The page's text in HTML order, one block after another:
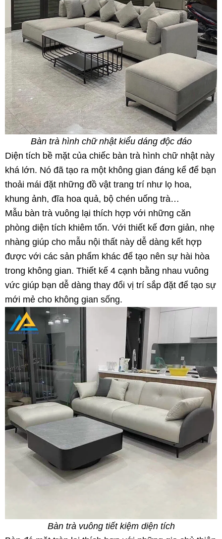
Bàn trà hình chữ nhật kiểu dáng độc đáo
Diện tích bề mặt của chiếc bàn trà hình chữ nhật này
khá lớn. Nó đã tạo ra một không gian đáng kể để bạn
thoải mái đặt những đồ vật trang trí như lọ hoa,
khung ảnh, đĩa hoa quả, bộ chén uống trà…
Mẫu bàn trà vuông lại thích hợp với những căn
phòng diện tích khiêm tốn. Với thiết kế đơn giản, nhẹ
nhàng giúp cho mẫu nội thất này dễ dàng kết hợp
được với các sản phẩm khác để tạo nên sự hài hòa
trong không gian. Thiết kế 4 cạnh bằng nhau vuông
vức giúp bạn dễ dàng thay đổi vị trí sắp đặt để tạo sự
mới mẻ cho không gian sống.
Bàn trà vuông tiết kiệm diện tích